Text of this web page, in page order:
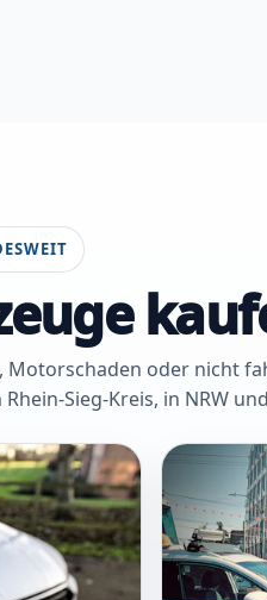
oder nicht
Sieg-Kreis, in NRW